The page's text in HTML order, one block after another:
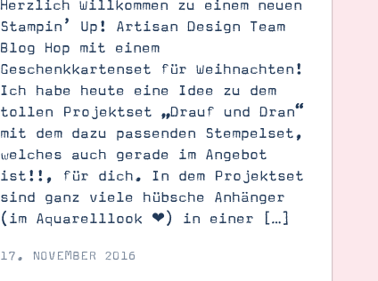
Herzlich Willkommen zu einem neuen
Stampin’ Up! Artisan Design Team
Blog Hop mit einem
Geschenkkartenset für Weihnachten!
Ich habe heute eine Idee zu dem
tollen Projektset „Drauf und Dran“
mit dem dazu passenden Stempelset,
welches auch gerade im Angebot
ist!!, für dich. In dem Projektset
sind ganz viele hübsche Anhänger
(im Aquarelllook ❤︎) in einer […]
17. NOVEMBER 2016